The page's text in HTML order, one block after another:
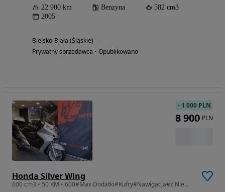
22 900 km Benzyna
582 cm3
2005
Bielsko-Biała (Śląskie)
Prywatny sprzedawca • Opublikowano
Honda Silver Wing
600 cm3 • 50 KM • 600#Max Dodatki#Kufry#Nawigacja#z Niemiec#GWARANCJA BEZWYPADKOWOŚCI#
- 1 000 PLN
8 900 PLN